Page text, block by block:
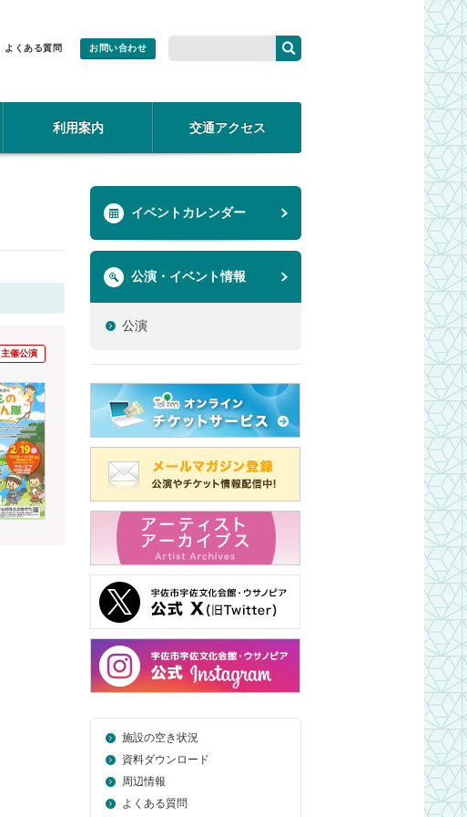
よくある質問 お問い合わせ
利用案内 交通アクセス
主催公演
イベントカレンダー
公演・イベント情報
公演
施設の空き状況
資料ダウンロード
周辺情報
よくある質問